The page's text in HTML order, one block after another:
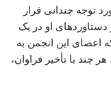
توجه چندانی قرار
او در یک
دانشجویی در سال ۲۰۱۸ بود که اعضای این انجمن به
با تأخیر فراوان،